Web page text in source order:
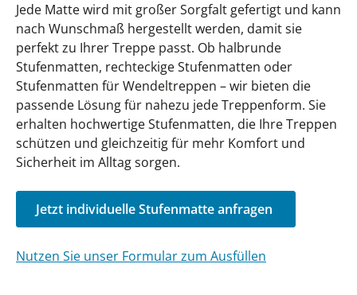
Jede Matte wird mit großer Sorgfalt gefertigt und kann
nach Wunschmaß hergestellt werden, damit sie
perfekt zu Ihrer Treppe passt. Ob halbrunde
Stufenmatten, rechteckige Stufenmatten oder
Stufenmatten für Wendeltreppen – wir bieten die
passende Lösung für nahezu jede Treppenform. Sie
erhalten hochwertige Stufenmatten, die Ihre Treppen
schützen und gleichzeitig für mehr Komfort und
Sicherheit im Alltag sorgen.
Jetzt individuelle Stufenmatte anfragen
Nutzen Sie unser Formular zum Ausfüllen